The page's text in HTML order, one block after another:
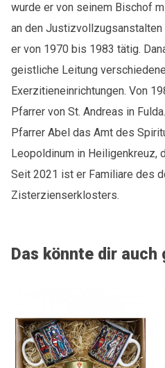
wurde er von seinem Bischof
an den
er von 1970 bis 1983 tätig.
geistliche Leitung
Exerzitieneinrichtungen. Von
Pfarrer von St. Andreas in
Pfarrer Abel das Amt des
Leopoldinum in Heiligenkreuz,
Seit 2021 ist er Familiare des
Zisterzienserklosters.
Das könnte dir